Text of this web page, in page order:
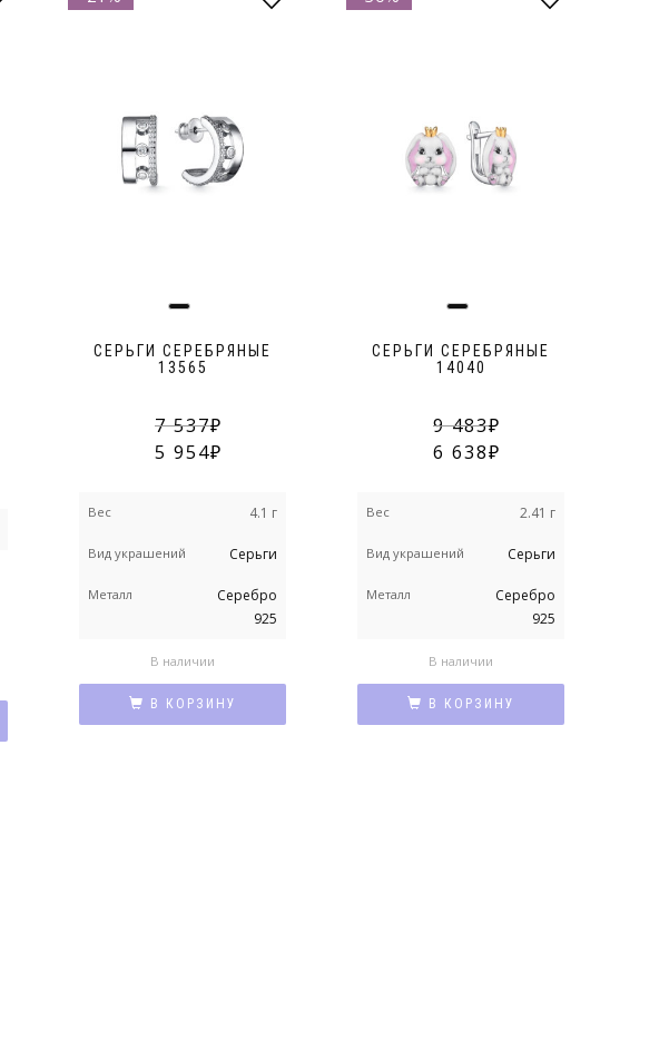
СЕРЬГИ СЕРЕБРЯНЫЕ
13565
7 537
5 954
Вес 4.1 г
Вид украшений Серьги
Металл
Серебро
925
В наличии
В КОРЗИНУ
СЕРЬГИ СЕРЕБРЯНЫЕ
14040
9 483
6 638
Вес 2.41 г
Вид украшений Серьги
Металл
Серебро
925
В наличии
В КОРЗИНУ